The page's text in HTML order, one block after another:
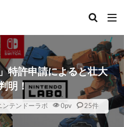
特許申請によると壮大
明！
ンテンドーラボ 0pv 25件